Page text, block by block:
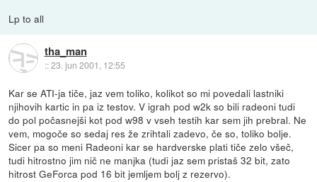
Lp to all
tha_man
::23. jun 2001, 12:55
Kar se ATI-ja tiče, jaz vem toliko, kolikot so mi povedali lastniki
njihovih kartic in pa iz testov. V igrah pod w2k so bili radeoni tudi
do pol počasnejši kot pod w98 v vseh testih kar sem jih prebral. Ne
vem, mogoče so sedaj res že zrihtali zadevo, če so, toliko bolje.
Sicer pa so meni Radeoni kar se hardverske plati tiče zelo všeč,
tudi hitrostno jim nič ne manjka (tudi jaz sem pristaš 32 bit, zato
hitrost GeForca pod 16 bit jemljem bolj z rezervo).